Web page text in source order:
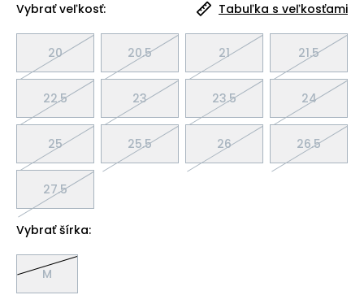
Vybrať veľkosť: Tabuľka s veľkosťami
20 20.5 21 21.5
22.5 23 23.5 24
25 25.5 26 26.5
27.5
Vybrať šírka:
M